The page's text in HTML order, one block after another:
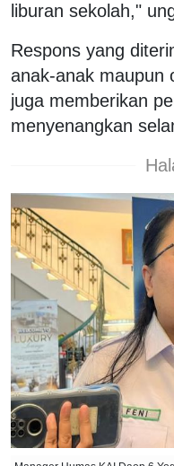
liburan sekolah,"
Respons yang
anak-anak maupun
juga memberikan
menyenangkan